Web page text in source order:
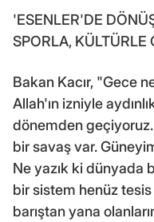
'ESENLER'DE
SPORLA, KÜLTÜRLE
Bakan Kacır, "Gece
Allah'ın izniyle
dönemden geçiyoruz.
bir savaş var.
Ne yazık ki dünyada
bir sistem henüz
barıştan yana